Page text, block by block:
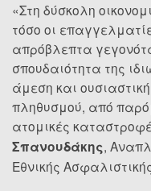
«Στη δύσκολη
τόσο οι
απρόβλεπτα
σπουδαιότητα της
άμεση και
πληθυσμού, από
ατομικές
Σπανουδάκης,
Εθνικής